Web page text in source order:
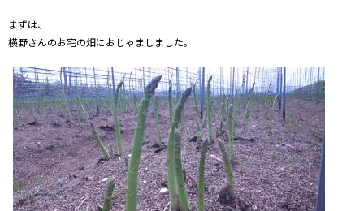
会社概要・ビジョン
お問い合わせ
まずは、
横野さんのお宅の畑におじゃましました。